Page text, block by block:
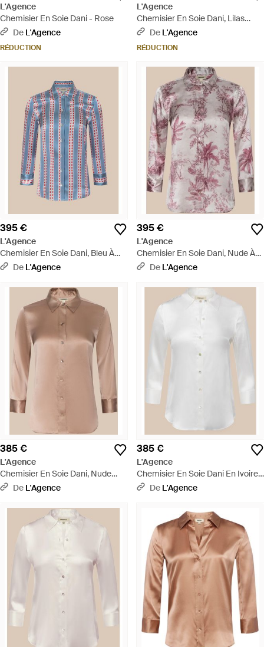
L'Agence
Chemisier En Soie Dani - Rose
De L'Agence
RÉDUCTION
L'Agence
Chemisier En Soie Dani, Lilas
Glacé - Rose
De L'Agence
RÉDUCTION
395 €
L'Agence
Chemisier En Soie Dani, Bleu À
Motif Rayé Varié Blanc Et Rouge -
De L'Agence
395 €
L'Agence
Chemisier En Soie Dani, Nude À
Imprimé Toile Texturé Jungle -
De L'Agence
385 €
L'Agence
Chemisier En Soie Dani, Nude
Doux - Neutre
De L'Agence
385 €
L'Agence
Chemisier En Soie Dani En Ivoire -
Blanc
De L'Agence